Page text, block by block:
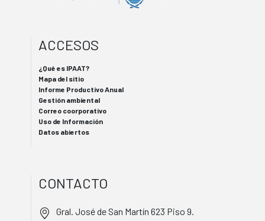
ACCESOS
¿Qué es IPAAT?
Mapa del sitio
Informe Productivo Anual
Gestión ambiental
Correo coorporativo
Uso de Información
Datos abiertos
CONTACTO
Gral. José de San Martín 623 Piso 9.